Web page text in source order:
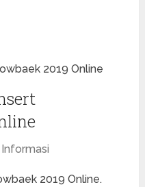
2019 Online
Informasi
2019 Online.